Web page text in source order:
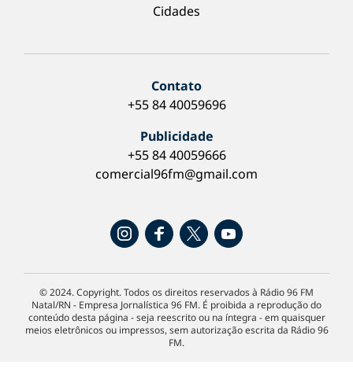
Cidades
Contato
+55 84 40059696
Publicidade
+55 84 40059666
comercial96fm@gmail.com
© 2024. Copyright. Todos os direitos reservados à Rádio 96 FM
Natal/RN - Empresa Jornalística 96 FM. É proibida a reprodução do
conteúdo desta página - seja reescrito ou na íntegra - em quaisquer
meios eletrônicos ou impressos, sem autorização escrita da Rádio 96
FM.